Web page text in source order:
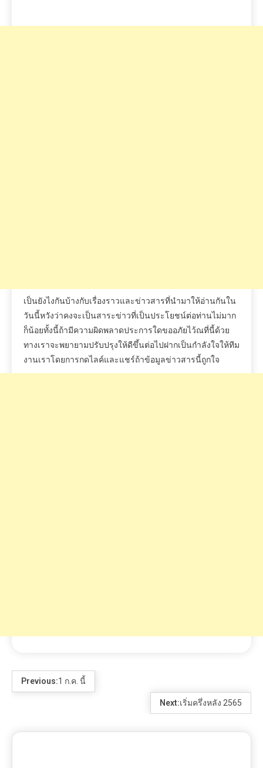
เป็นยังไงกันบ้างกับเรื่องราวและข่าวสารที่นำมาให้อ่านกันใน
วันนี้หวังว่าคงจะเป็นสาระข่าวที่เป็นประโยชน์ต่อท่านไม่มาก
ก็น้อยทั้งนี้ถ้ามีความผิดพลาดประการใดขออภัยไว้ณที่นี้ด้วย
ทางเราจะพยายามปรับปรุงให้ดีขึ้นต่อไปฝากเป็นกำลังใจให้ทีม
งานเราโดยการกดไลค์และแชร์ถ้าข้อมูลข่าวสารนี้ถูกใจ
Previous:1 ก.ค. นี้
Next:เริ่มครึ่งหลัง 2565